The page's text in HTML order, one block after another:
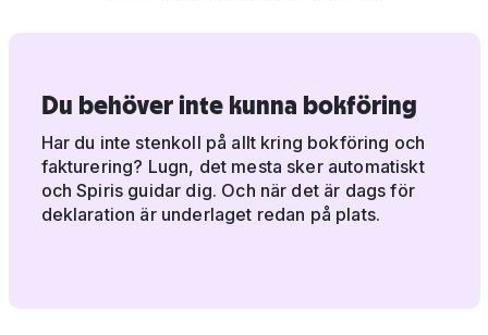
Du behöver inte kunna bokföring
Har du inte stenkoll på allt kring bokföring och
fakturering? Lugn, det mesta sker automatiskt
och Spiris guidar dig. Och när det är dags för
deklaration är underlaget redan på plats.